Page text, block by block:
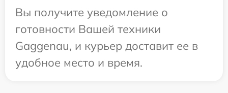
Вы получите уведомление о
готовности Вашей техники
Gaggenau, и курьер доставит ее в
удобное место и время.